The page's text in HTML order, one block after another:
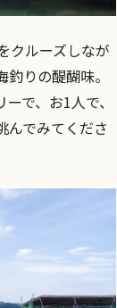
クルーズしなが
りの醍醐味。
で、お1人で、
んでみてくださ